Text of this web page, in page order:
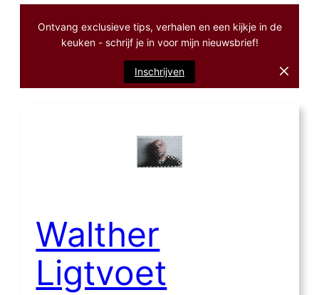
Ontvang exclusieve tips, verhalen en een kijkje in de
keuken - schrijf je in voor mijn nieuwsbrief!
Inschrijven
Walther
Ligtvoet